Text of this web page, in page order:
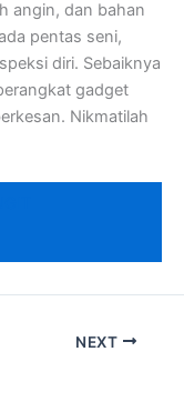
angin, dan bahan
pentas seni,
diri. Sebaiknya
gadget
Nikmatilah
NEXT